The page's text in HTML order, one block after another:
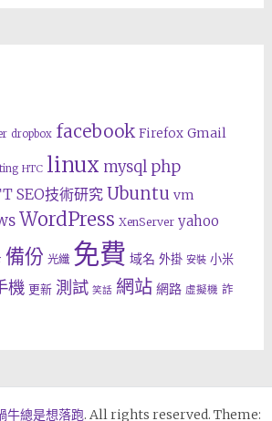
dropbox facebook Firefox Gmail
HTC linux mysql php
SEO技術研究 Ubuntu vm
WordPress XenServer yahoo
備份 光纖 免費 域名 外掛 安裝 小米
機 更新 測試 笑話 網站 網路 虛擬機 詐
牛總是想落跑. All rights reserved. Theme: